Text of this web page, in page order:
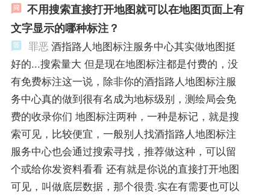
不用搜索直接打开地图就可以在地图页面上有
文字显示的哪种标注？
罪恶 酒指路人地图标注服务中心其实做地图挺
好的...搜索量大 但是现在地图标注都是付费的，没
有免费标注这一说，除非你的酒指路人地图标注服
务中心真的做到很有名成为地标级别，测绘局会免
费的收录你们 地图标注两种，一种是标记，就是搜
索可见，比较便宜，一般别人找酒指路人地图标注
服务中心也会通过搜索寻找，推荐做这种，可以留
个或给你发资料看看 还有就是你说的直接打开地图
可见，叫做底层数据，那个很贵.实在有需要也可以